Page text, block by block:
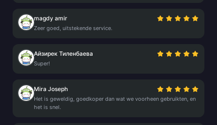
magdy amir
Zeer goed, uitstekende service.
Айзирек Тиленбаева
Super!
Mira Joseph
Het is geweldig, goedkoper dan wat we voorheen gebruikten, en
het is snel.